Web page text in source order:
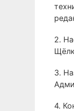
2.
3.
4.